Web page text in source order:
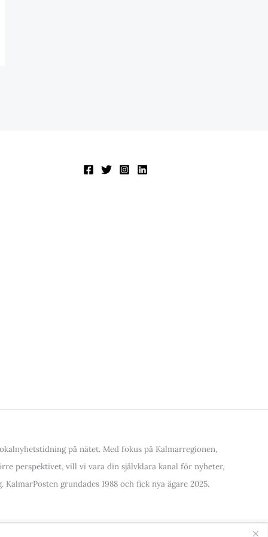
på nätet. Med fokus på Kalmarregionen,
perspektivet, vill vi vara din självklara kanal för nyheter,
KalmarPosten grundades 1988 och fick nya ägare 2025.